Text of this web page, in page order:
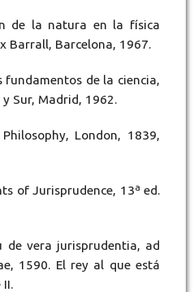
de la natura en la física
Barrall, Barcelona, 1967.
fundamentos de la ciencia,
Sur, Madrid, 1962.
London, 1839,
of Jurisprudence, 13ª ed.
de vera jurisprudentia, ad
1590. El rey al que está
II.